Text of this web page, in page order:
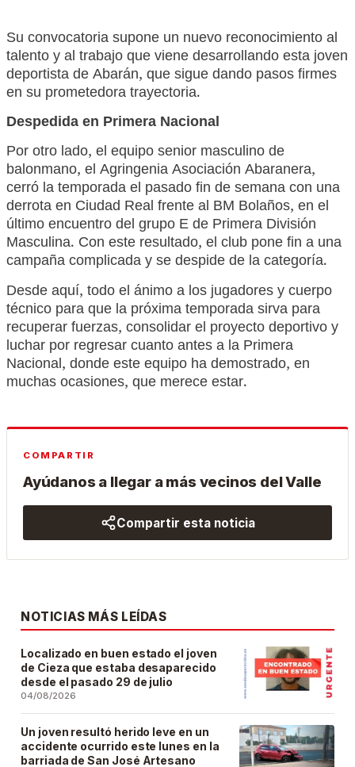
Su convocatoria supone un nuevo reconocimiento al
talento y al trabajo que viene desarrollando esta joven
deportista de Abarán, que sigue dando pasos firmes
en su prometedora trayectoria.
Despedida en Primera Nacional
Por otro lado, el equipo senior masculino de
balonmano, el Agringenia Asociación Abaranera,
cerró la temporada el pasado fin de semana con una
derrota en Ciudad Real frente al BM Bolaños, en el
último encuentro del grupo E de Primera División
Masculina. Con este resultado, el club pone fin a una
campaña complicada y se despide de la categoría.
Desde aquí, todo el ánimo a los jugadores y cuerpo
técnico para que la próxima temporada sirva para
recuperar fuerzas, consolidar el proyecto deportivo y
luchar por regresar cuanto antes a la Primera
Nacional, donde este equipo ha demostrado, en
muchas ocasiones, que merece estar.
COMPARTIR
Ayúdanos a llegar a más vecinos del Valle
Compartir esta noticia
NOTICIAS MÁS LEÍDAS
Localizado en buen estado el joven
de Cieza que estaba desaparecido
desde el pasado 29 de julio
04/08/2026
Un joven resultó herido leve en un
accidente ocurrido este lunes en la
barriada de San José Artesano